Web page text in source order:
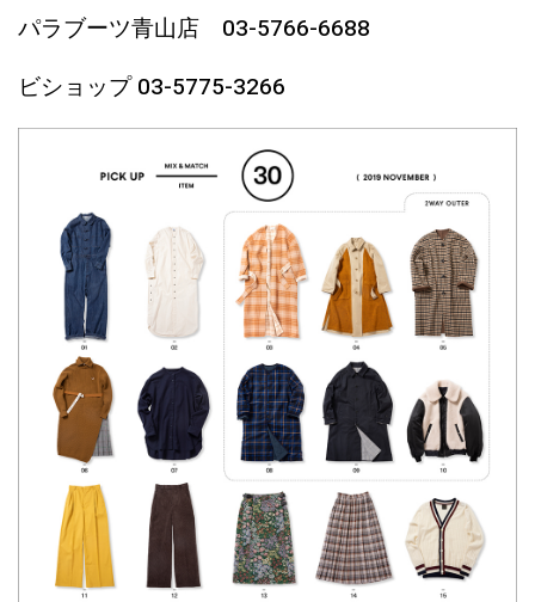
パラブーツ青山店 03-5766-6688
ビショップ 03-5775-3266